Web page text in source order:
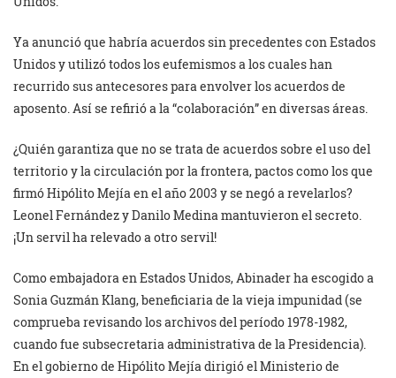
Ya anunció que habría acuerdos sin precedentes con Estados
Unidos y utilizó todos los eufemismos a los cuales han
recurrido sus antecesores para envolver los acuerdos de
aposento. Así se refirió a la “colaboración” en diversas áreas.
¿Quién garantiza que no se trata de acuerdos sobre el uso del
territorio y la circulación por la frontera, pactos como los que
firmó Hipólito Mejía en el año 2003 y se negó a revelarlos?
Leonel Fernández y Danilo Medina mantuvieron el secreto.
¡Un servil ha relevado a otro servil!
Como embajadora en Estados Unidos, Abinader ha escogido a
Sonia Guzmán Klang, beneficiaria de la vieja impunidad (se
comprueba revisando los archivos del período 1978-1982,
cuando fue subsecretaria administrativa de la Presidencia).
En el gobierno de Hipólito Mejía dirigió el Ministerio de